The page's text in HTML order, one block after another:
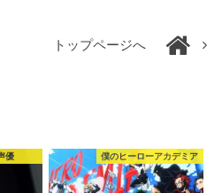
トップページへ
優 僕のヒーローアカデミア